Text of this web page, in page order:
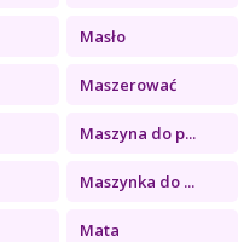
Masło
Maszerować
Maszyna do p...
Maszynka do ...
Mata